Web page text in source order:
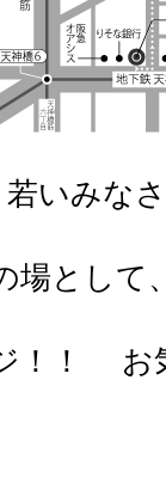
いみな
場として
！！ お